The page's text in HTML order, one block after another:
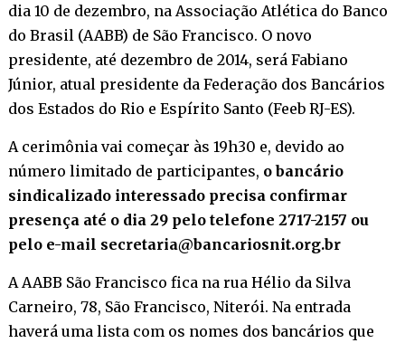
dia 10 de dezembro, na Associação Atlética do Banco
do Brasil (AABB) de São Francisco. O novo
presidente, até dezembro de 2014, será Fabiano
Júnior, atual presidente da Federação dos Bancários
dos Estados do Rio e Espírito Santo (Feeb RJ-ES).
A cerimônia vai começar às 19h30 e, devido ao
número limitado de participantes, o bancário
sindicalizado interessado precisa confirmar
presença até o dia 29 pelo telefone 2717-2157 ou
pelo e-mail secretaria@bancariosnit.org.br
A AABB São Francisco fica na rua Hélio da Silva
Carneiro, 78, São Francisco, Niterói. Na entrada
haverá uma lista com os nomes dos bancários que